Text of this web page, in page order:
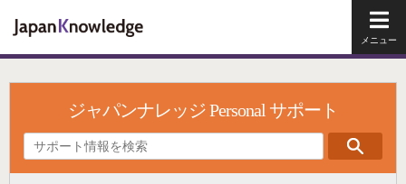
ジャパンナレッジ Personal サポート